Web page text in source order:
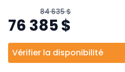
84 635$
76 385$
Vérifier la disponibilité